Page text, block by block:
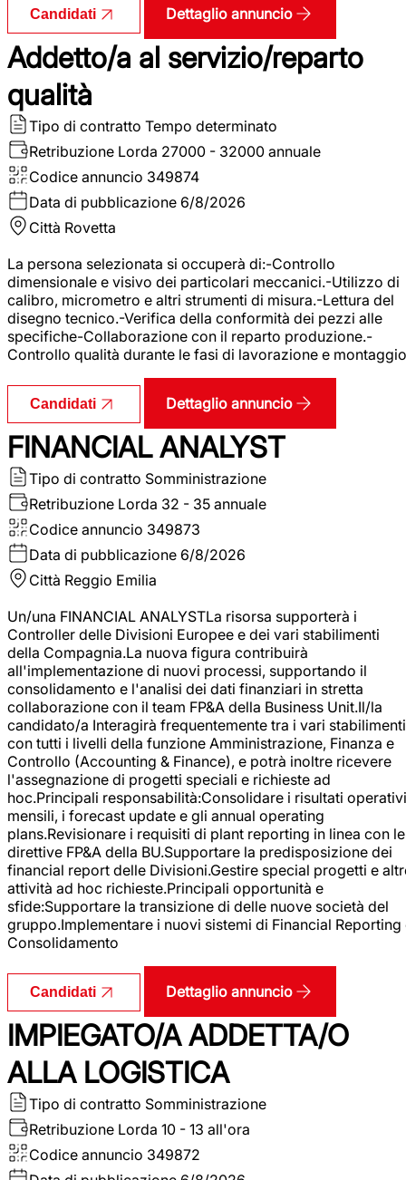
Candidati Dettaglio annuncio
Addetto/a al servizio/reparto
qualità
Tipo di contratto Tempo determinato
Retribuzione Lorda 27000 - 32000 annuale
Codice annuncio 349874
Data di pubblicazione 6/8/2026
Città Rovetta
La persona selezionata si occuperà di:-Controllo
dimensionale e visivo dei particolari meccanici.-Utilizzo di
calibro, micrometro e altri strumenti di misura.-Lettura del
disegno tecnico.-Verifica della conformità dei pezzi alle
specifiche-Collaborazione con il reparto produzione.-
Controllo qualità durante le fasi di lavorazione e
Candidati Dettaglio annuncio
FINANCIAL ANALYST
Tipo di contratto Somministrazione
Retribuzione Lorda 32 - 35 annuale
Codice annuncio 349873
Data di pubblicazione 6/8/2026
Città Reggio Emilia
Un/una FINANCIAL ANALYSTLa risorsa supporterà i
Controller delle Divisioni Europee e dei vari stabilimenti
della Compagnia.La nuova figura contribuirà
all'implementazione di nuovi processi, supportando il
consolidamento e l'analisi dei dati finanziari in stretta
collaborazione con il team FP&A della Business Unit.Il/la
candidato/a Interagirà frequentemente tra i vari stabilimenti
con tutti i livelli della funzione Amministrazione, Finanza e
Controllo (Accounting & Finance), e potrà inoltre ricevere
l'assegnazione di progetti speciali e richieste ad
hoc.Principali responsabilità:Consolidare i risultati operativi
mensili, i forecast update e gli annual operating
plans.Revisionare i requisiti di plant reporting in linea con le
direttive FP&A della BU.Supportare la predisposizione dei
financial report delle Divisioni.Gestire special progetti e
attività ad hoc richieste.Principali opportunità e
sfide:Supportare la transizione di delle nuove società del
gruppo.Implementare i nuovi sistemi di Financial Reporting
Consolidamento
Candidati Dettaglio annuncio
IMPIEGATO/A ADDETTA/O
ALLA LOGISTICA
Tipo di contratto Somministrazione
Retribuzione Lorda 10 - 13 all'ora
Codice annuncio 349872